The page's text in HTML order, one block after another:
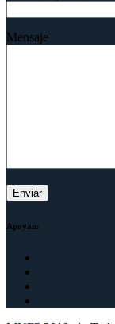
Mensaje
Apoyan: